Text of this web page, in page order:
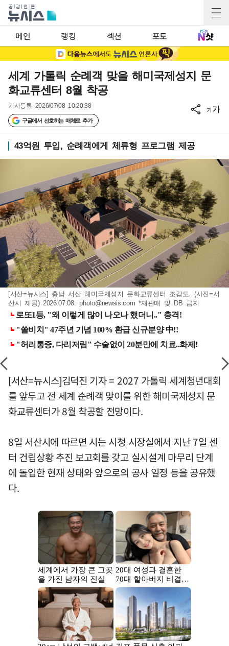
메인 랭킹 섹션 포토
세계 가톨릭 순례객 맞을 해미국제성지 문
화교류센터 8월 착공
기사등록 2026/07/08 10:20:38
구글에서 선호하는 매체로 추가
가가
43억원 투입, 순례객에게 체류형 프로그램 제공
[서산=뉴시스] 충남 서산 해미국제성지 문화교류센터 조감도. (사진=서
산시 제공) 2026.07.08.photo@newsis.com *재판매 및 DB 금지
[서산=뉴시스]김덕진 기자 = 2027 가톨릭 세계청년대회
를 앞두고 전 세계 순례객 맞이를 위한 해미국제성지 문
화교류센터가 8월 착공할 전망이다.
8일 서산시에 따르면 시는 시청 시장실에서 지난 7일 센
터 건립상황 추진 보고회를 갖고 실시설계 마무리 단계
에 돌입한 현재 상태와 앞으로의 공사 일정 등을 공유했
다.